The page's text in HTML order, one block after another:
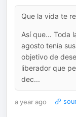
Que la vida te
Así que… Toda
agosto tenía
objetivo de
liberador que
dec...
a year ago